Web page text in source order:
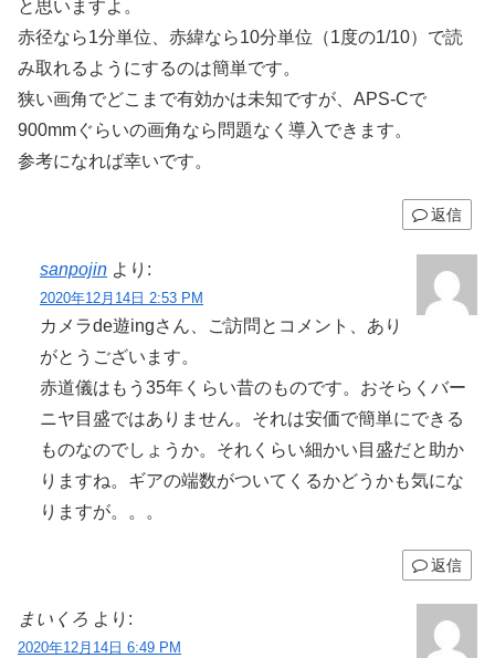
と思いますよ。
赤径なら1分単位、赤緯なら10分単位（1度の1/10）で読
み取れるようにするのは簡単です。
狭い画角でどこまで有効かは未知ですが、APS-Cで
900mmぐらいの画角なら問題なく導入できます。
参考になれば幸いです。
返信
sanpojin より:
2020年12月14日 2:53 PM
カメラde遊ingさん、ご訪問とコメント、あり
がとうございます。
赤道儀はもう35年くらい昔のものです。おそらくバー
ニヤ目盛ではありません。それは安価で簡単にできる
ものなのでしょうか。それくらい細かい目盛だと助か
りますね。ギアの端数がついてくるかどうかも気にな
りますが。。。
返信
まいくろ より:
2020年12月14日 6:49 PM